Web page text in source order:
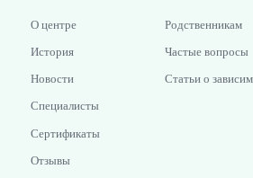
О центре
История
Новости
Специалисты
Сертификаты
Отзывы
Родственникам
Частые вопросы
Статьи о